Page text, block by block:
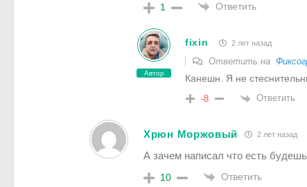
1 Ответить
Автор
fixin 2 лет назад
Ответить на
Канешн. Я не
-8 Ответить
Хрюн Моржовый 2 лет назад
А зачем написал что есть
10 Ответить